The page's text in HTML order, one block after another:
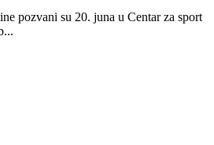
pozvani su 20. juna u Centar za sport